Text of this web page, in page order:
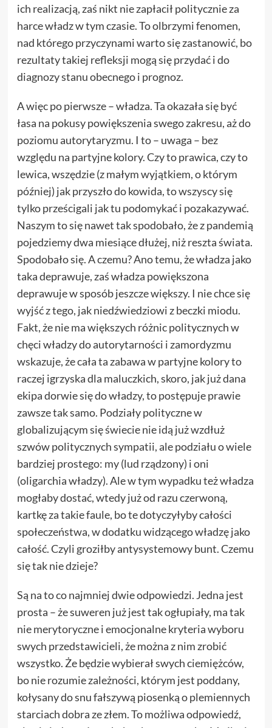
ich realizacją, zaś nikt nie zapłacił politycznie za
harce władz w tym czasie. To olbrzymi fenomen,
nad którego przyczynami warto się zastanowić, bo
rezultaty takiej refleksji mogą się przydać i do
diagnozy stanu obecnego i prognoz.
A więc po pierwsze – władza. Ta okazała się być
łasa na pokusy powiększenia swego zakresu, aż do
poziomu autorytaryzmu. I to – uwaga – bez
względu na partyjne kolory. Czy to prawica, czy to
lewica, wszędzie (z małym wyjątkiem, o którym
później) jak przyszło do kowida, to wszyscy się
tylko prześcigali jak tu podomykać i pozakazywać.
Naszym to się nawet tak spodobało, że z pandemią
pojedziemy dwa miesiące dłużej, niż reszta świata.
Spodobało się. A czemu? Ano temu, że władza jako
taka deprawuje, zaś władza powiększona
deprawuje w sposób jeszcze większy. I nie chce się
wyjść z tego, jak niedźwiedziowi z beczki miodu.
Fakt, że nie ma większych różnic politycznych w
chęci władzy do autorytarności i zamordyzmu
wskazuje, że cała ta zabawa w partyjne kolory to
raczej igrzyska dla maluczkich, skoro, jak już dana
ekipa dorwie się do władzy, to postępuje prawie
zawsze tak samo. Podziały polityczne w
globalizującym się świecie nie idą już wzdłuż
szwów politycznych sympatii, ale podziału o wiele
bardziej prostego: my (lud rządzony) i oni
(oligarchia władzy). Ale w tym wypadku też władza
mogłaby dostać, wtedy już od razu czerwoną,
kartkę za takie faule, bo te dotyczyłyby całości
społeczeństwa, w dodatku widzącego władzę jako
całość. Czyli groziłby antysystemowy bunt. Czemu
się tak nie dzieje?
Są na to co najmniej dwie odpowiedzi. Jedna jest
prosta – że suweren już jest tak ogłupiały, ma tak
nie merytoryczne i emocjonalne kryteria wyboru
swych przedstawicieli, że można z nim zrobić
wszystko. Że będzie wybierał swych ciemiężców,
bo nie rozumie zależności, którym jest poddany,
kołysany do snu fałszywą piosenką o plemiennych
starciach dobra ze złem. To możliwa odpowiedź,